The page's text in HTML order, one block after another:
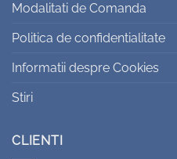
Modalitati de Comanda
Politica de confidentialitate
Informatii despre Cookies
Stiri
CLIENTI